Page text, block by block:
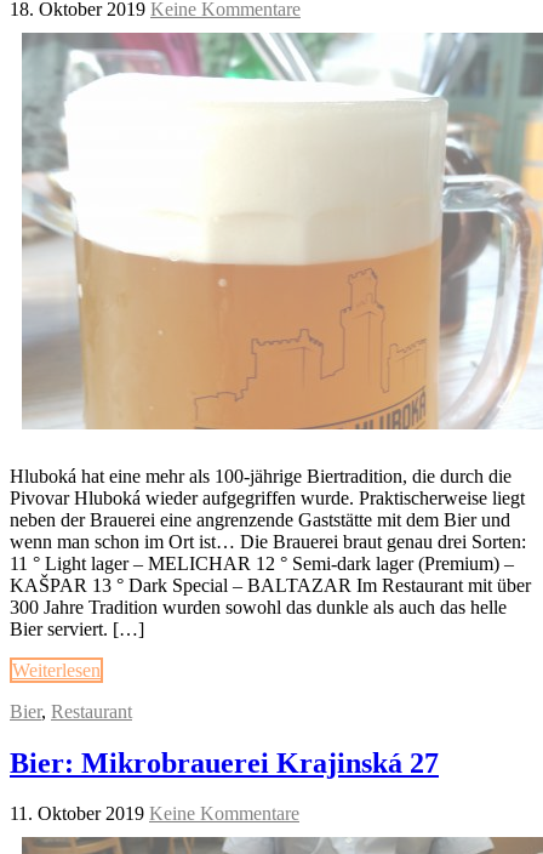
18. Oktober 2019 Keine Kommentare
Hluboká hat eine mehr als 100-jährige Biertradition, die durch die
Pivovar Hluboká wieder aufgegriffen wurde. Praktischerweise liegt
neben der Brauerei eine angrenzende Gaststätte mit dem Bier und
wenn man schon im Ort ist… Die Brauerei braut genau drei Sorten:
11 ° Light lager – MELICHAR 12 ° Semi-dark lager (Premium) –
KAŠPAR 13 ° Dark Special – BALTAZAR Im Restaurant mit über
300 Jahre Tradition wurden sowohl das dunkle als auch das helle
Bier serviert. […]
Weiterlesen
Bier, Restaurant
Bier: Mikrobrauerei Krajinská 27
11. Oktober 2019 Keine Kommentare